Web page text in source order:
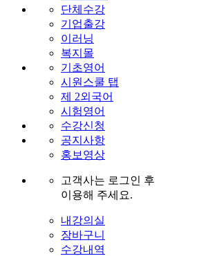
단체수강
기업출강
이러닝
복지몰
기초영어
시원스쿨 탭
제 2외국어
시험영어
수강신청
공지사항
홍보영상
고객사는 로그인 후
이용해 주세요.
내강의실
장바구니
수강내역